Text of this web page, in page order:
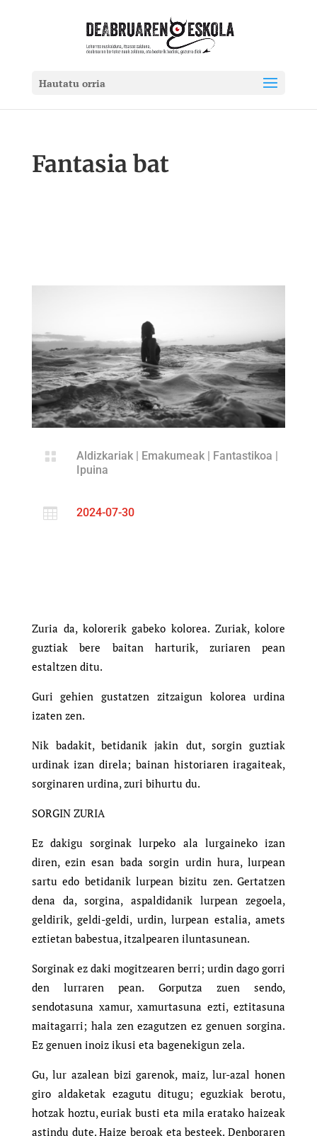
Hautatu orria
Fantasia bat
 Aldizkariak| Emakumeak| Fantastikoa
Ipuina
 2024-07-30
Zuria da, kolorerik gabeko kolorea. Zuriak, kolore
guztiak bere baitan harturik, zuriaren pean
estaltzen ditu.
Guri gehien gustatzen zitzaigun kolorea urdina
izaten zen.
Nik badakit, betidanik jakin dut, sorgin guztiak
urdinak izan direla; bainan historiaren iragaiteak,
sorginaren urdina, zuri bihurtu du.
SORGIN ZURIA
Ez dakigu sorginak lurpeko ala lurgaineko izan
diren, ezin esan bada sorgin urdin hura, lurpean
sartu edo betidanik lurpean bizitu zen. Gertatzen
dena da, sorgina, aspaldidanik lurpean zegoela,
geldirik, geldi-geldi, urdin, lurpean estalia, amets
eztietan babestua, itzalpearen iluntasunean.
Sorginak ez daki mogitzearen berri; urdin dago gorri
den lurraren pean. Gorputza zuen sendo,
sendotasuna xamur, xamurtasuna ezti, eztitasuna
maitagarri; hala zen ezagutzen ez genuen sorgina.
Ez genuen inoiz ikusi eta bagenekigun zela.
Gu, lur azalean bizi garenok, maiz, lur-azal honen
giro aldaketak ezagutu ditugu; eguzkiak berotu,
hotzak hoztu, euriak busti eta mila eratako haizeak
astindu dute. Haize beroak eta besteek. Denboraren